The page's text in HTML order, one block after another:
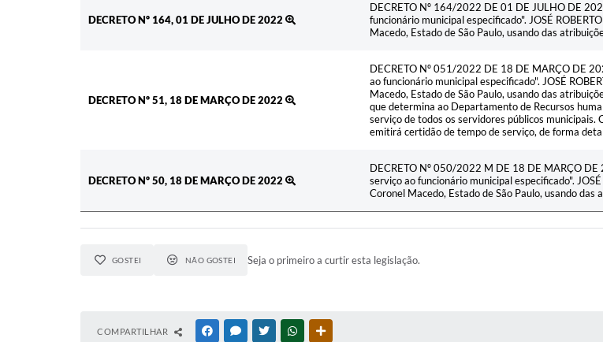
DECRETO Nº 164, 01 DE JULHO DE 2022
DECRETO Nº 164/2022 DE 01 DE JULHO DE
funcionário municipal especificado". JOSÉ
Macedo, Estado de São Paulo, usando das
DECRETO Nº 51, 18 DE MARÇO DE 2022
DECRETO Nº 051/2022 DE 18 DE MARÇO DE
ao funcionário municipal especificado". JOSÉ
Macedo, Estado de São Paulo, usando das
que determina ao Departamento de Recursos
serviço de todos os servidores públicos
emitirá certidão de tempo de serviço, de forma
DECRETO Nº 50, 18 DE MARÇO DE 2022
DECRETO Nº 050/2022 M DE 18 DE MARÇO
serviço ao funcionário municipal especificado".
Coronel Macedo, Estado de São Paulo, usando das
GOSTEI NÃO GOSTEI Seja o primeiro a curtir esta legislação.
COMPARTILHAR FACEBOOKMESSENGER
TWITTERWHATSAPP